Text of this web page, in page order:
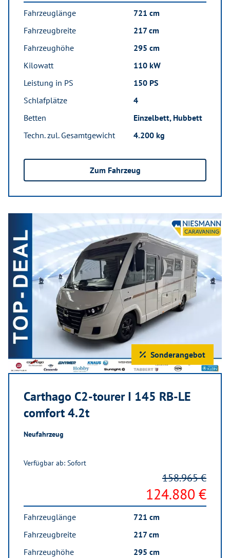
Fahrzeuglänge
721 cm
Fahrzeugbreite
217 cm
Fahrzeughöhe
295 cm
Kilowatt
110 kW
Leistung in PS
150 PS
Schlafplätze
4
Betten
Einzelbett, Hubbett
Techn. zul. Gesamtgewicht
4.200 kg
Zum Fahrzeug
Sonderangebot
Carthago C2-tourer I 145 RB-LE
comfort 4.2t
Neufahrzeug
Verfügbar ab: Sofort
124.880 €
158.965 €
Fahrzeuglänge
721 cm
Fahrzeugbreite
217 cm
Fahrzeughöhe
295 cm